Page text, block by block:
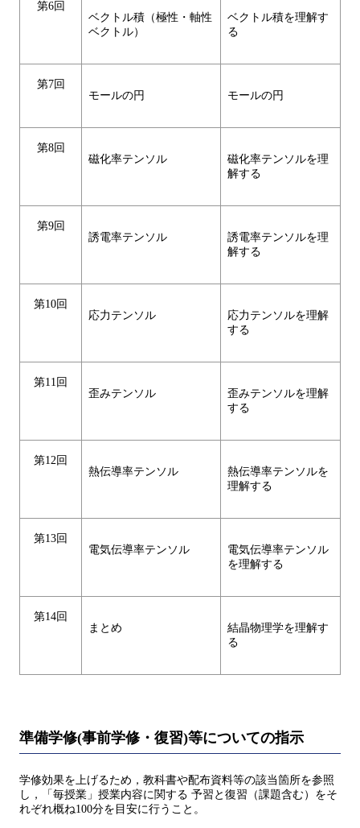
第6回
ベクトル積（極性・軸性
ベクトル）
ベクトル積を理解す
る
第7回
モールの円
モールの円
第8回
磁化率テンソル
磁化率テンソルを理
解する
第9回
誘電率テンソル
誘電率テンソルを理
解する
第10回
応力テンソル
応力テンソルを理解
する
第11回
歪みテンソル
歪みテンソルを理解
する
第12回
熱伝導率テンソル
熱伝導率テンソルを
理解する
第13回
電気伝導率テンソル
電気伝導率テンソル
を理解する
第14回
まとめ
結晶物理学を理解す
る
準備学修(事前学修・復習)等についての指示
学修効果を上げるため，教科書や配布資料等の該当箇所を参照
し，「毎授業」授業内容に関する 予習と復習（課題含む）をそ
れぞれ概ね100分を目安に行うこと。